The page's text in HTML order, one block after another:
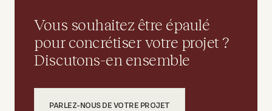
Vous souhaitez être épaulé
pour concrétiser votre projet ?
Discutons-en ensemble
PARLEZ-NOUS DE VOTRE PROJET